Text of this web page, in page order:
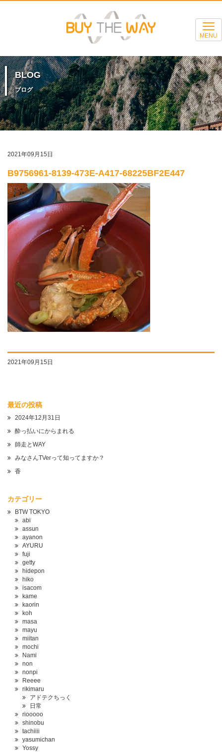
MENU
BLOG
ブログ
2021年09月15日
B9756961-8139-473E-A417-68225BF2E447
2021年09月15日
最近の投稿
2024年12月31日
酔っ払いにからまれる
師走とWAY
みなさんTVerって知ってますか？
香
カテゴリー
BTW TOKYO
abi
assun
ayanon
AYURU
fuji
getty
hidepon
hiko
isacom
kame
kaorin
koh
masa
mayu
miitan
mochi
Nami
non
nonpi
Reeee
rikimaru
アドテクちっく
日常
riooooo
shinobu
tachiiii
yasumichan
Yossy